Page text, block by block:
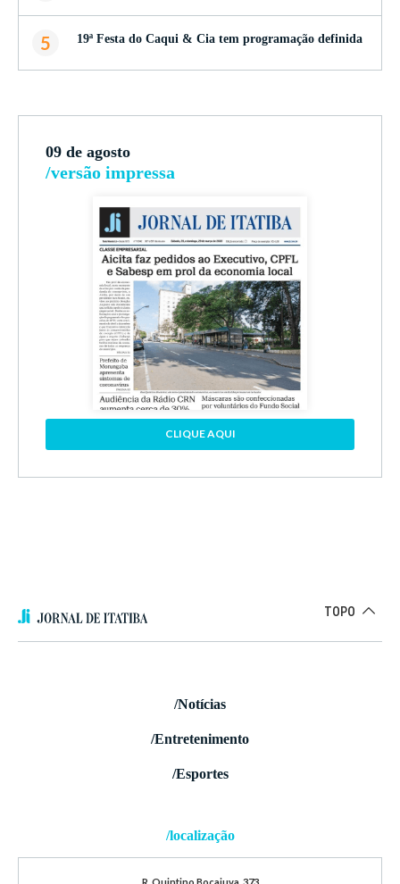
5 19ª Festa do Caqui & Cia tem programação definida
09 de agosto
/versão impressa
CLIQUE AQUI
TOPO
/Notícias
/Entretenimento
/Esportes
/localização